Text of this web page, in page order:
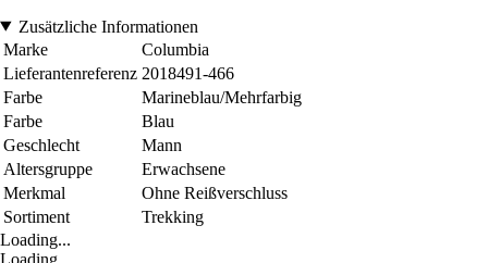
Zusätzliche Informationen
Marke
Columbia
Lieferantenreferenz 2018491-466
Farbe
Marineblau/Mehrfarbig
Farbe
Blau
Geschlecht
Mann
Altersgruppe
Erwachsene
Merkmal
Ohne Reißverschluss
Sortiment
Trekking
Loading...
Loading...